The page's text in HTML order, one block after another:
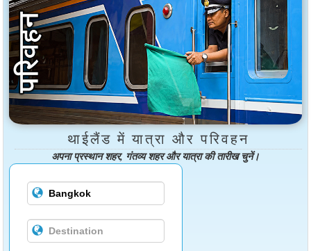
थाईलैंड में यात्रा और परिवहन
अपना प्रस्थान शहर, गंतव्य शहर और यात्रा की तारीख चुनें।